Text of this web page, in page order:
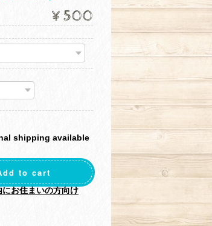
¥500
shipping available
to cart
にお住まいの方向け